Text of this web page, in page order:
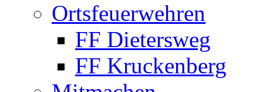
Ortsfeuerwehren
FF Dietersweg
FF Kruckenberg